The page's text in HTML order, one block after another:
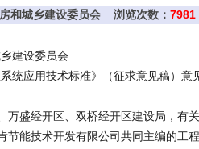
和城乡建设委员会 浏览次数： 7981
建设委员会
统应用技术标准》（征求意见稿）意
盛经开区、双桥经开区建设局，有关
能技术开发有限公司共同主编的工